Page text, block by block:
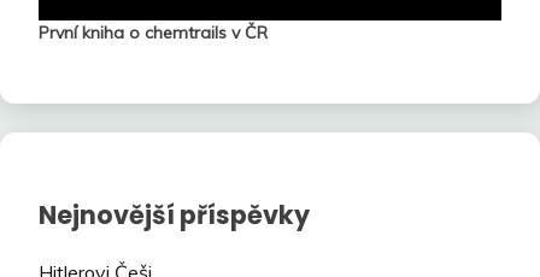
První kniha o chemtrails v ČR
Nejnovější příspěvky